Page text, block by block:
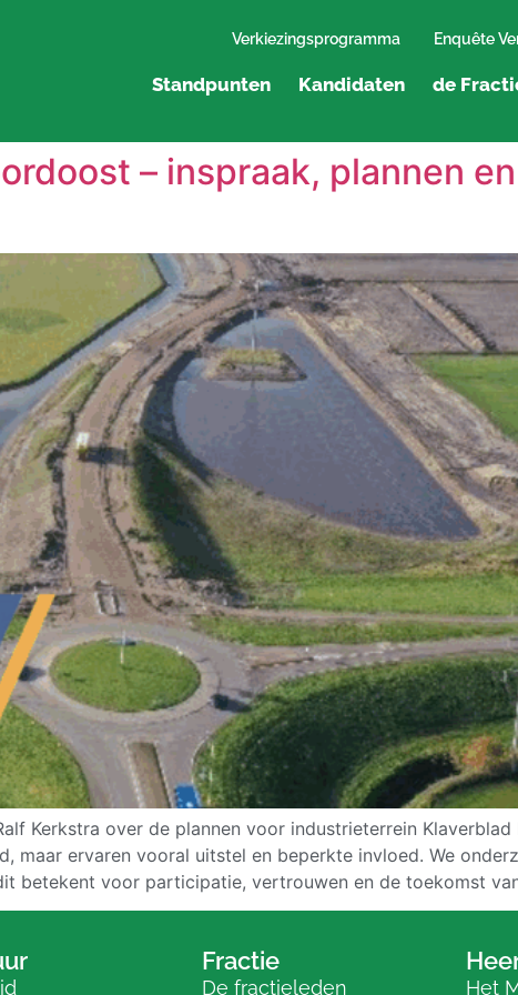
Verkiezingsprogramma Enquête
Standpunten Kandidaten de
– inspraak, plannen
Kerkstra over de plannen voor industrieterrein
maar ervaren vooral uitstel en beperkte invloed. We
betekent voor participatie, vertrouwen en de toekomst
Fractie
De fractieleden Het